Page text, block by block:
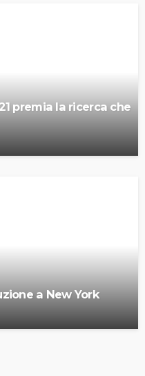
premia la ricerca che
a New York